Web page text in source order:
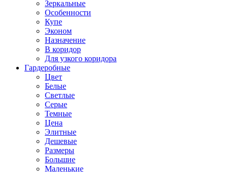
Зеркальные
Особенности
Купе
Эконом
Назначение
В коридор
Для узкого коридора
Гардеробные
Цвет
Белые
Светлые
Серые
Темные
Цена
Элитные
Дешевые
Размеры
Большие
Маленькие